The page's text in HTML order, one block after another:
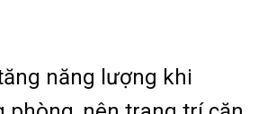
năng lượng khi